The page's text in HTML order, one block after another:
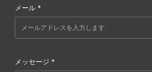
メール *
メッセージ *